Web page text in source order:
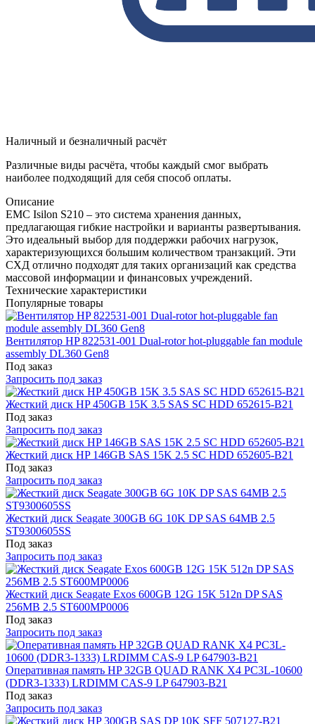
Наличный и безналичный расчёт
Различные виды расчёта, чтобы каждый смог выбрать
наиболее подходящий для себя способ оплаты.
Описание
EMC Isilon S210 – это система хранения данных,
предлагающая гибкие настройки и варианты развертывания.
Это идеальный выбор для поддержки рабочих нагрузок,
характеризующихся большим количеством транзакций. Эти
СХД отлично подходят для таких организаций как средства
массовой информации и финансовых учреждений.
Технические характеристики
Популярные товары
Вентилятор HP 822531-001 Dual-rotor hot-pluggable fan module
assembly DL360 Gen8
Под заказ
Запросить под заказ
Жесткий диск HP 450GB 15K 3.5 SAS SC HDD 652615-B21
Под заказ
Запросить под заказ
Жесткий диск HP 146GB SAS 15K 2.5 SC HDD 652605-B21
Под заказ
Запросить под заказ
Жесткий диск Seagate 300GB 6G 10K DP SAS 64MB 2.5
ST9300605SS
Под заказ
Запросить под заказ
Жесткий диск Seagate Exos 600GB 12G 15K 512n DP SAS
256MB 2.5 ST600MP0006
Под заказ
Запросить под заказ
Оперативная память HP 32GB QUAD RANK X4 PC3L-10600
(DDR3-1333) LRDIMM CAS-9 LP 647903-B21
Под заказ
Запросить под заказ